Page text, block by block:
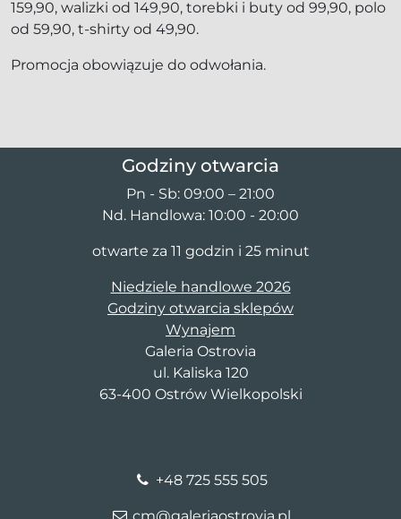
159,90, walizki od 149,90, torebki i buty od 99,90, polo
od 59,90, t-shirty od 49,90.
Promocja obowiązuje do odwołania.
Godziny otwarcia
Pn - Sb: 09:00 – 21:00
Nd. Handlowa: 10:00 - 20:00
otwarte za 11 godzin i 25 minut
Niedziele handlowe 2026
Godziny otwarcia sklepów
Wynajem
Galeria Ostrovia
ul. Kaliska 120
63-400 Ostrów Wielkopolski
+48 725 555 505